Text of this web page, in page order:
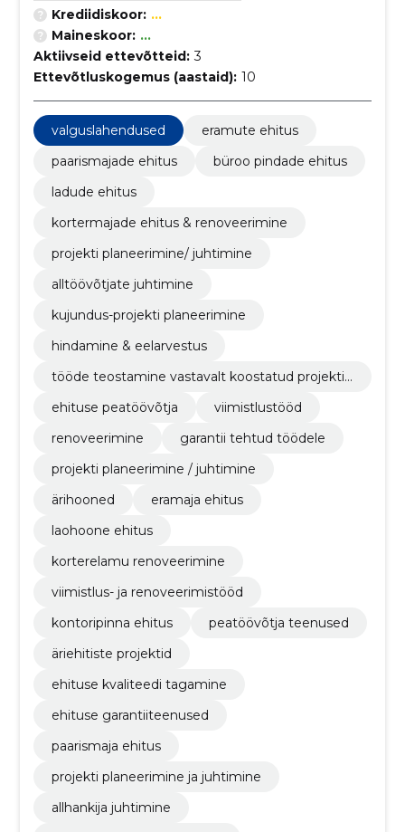
Krediidiskoor: ...
Maineskoor: ...
Aktiivseid ettevõtteid: 3
Ettevõtluskogemus (aastaid): 10
valguslahendused
eramute ehitus
paarismajade ehitus
büroo pindade ehitus
ladude ehitus
kortermajade ehitus & renoveerimine
projekti planeerimine/ juhtimine
alltöövõtjate juhtimine
kujundus-projekti planeerimine
hindamine & eelarvestus
tööde teostamine vastavalt koostatud projektid
ehituse peatöövõtja
viimistlustööd
renoveerimine
garantii tehtud töödele
projekti planeerimine / juhtimine
ärihooned
eramaja ehitus
laohoone ehitus
korterelamu renoveerimine
viimistlus- ja renoveerimistööd
kontoripinna ehitus
peatöövõtja teenused
äriehitiste projektid
ehituse kvaliteedi tagamine
ehituse garantiiteenused
paarismaja ehitus
projekti planeerimine ja juhtimine
allhankija juhtimine